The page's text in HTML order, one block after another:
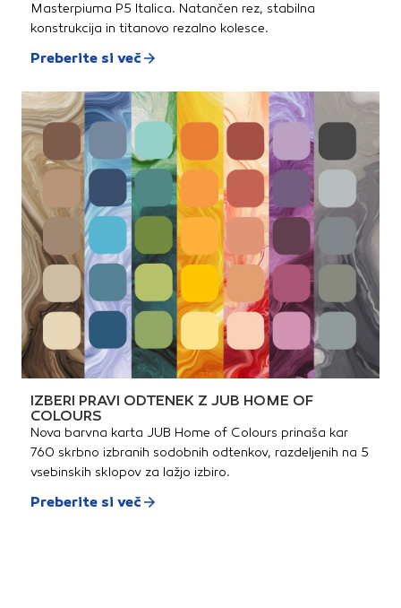
Masterpiuma P5 Italica. Natančen rez, stabilna
konstrukcija in titanovo rezalno kolesce.
Preberite si več
IZBERI PRAVI ODTENEK Z JUB HOME OF
COLOURS
Nova barvna karta JUB Home of Colours prinaša kar
760 skrbno izbranih sodobnih odtenkov, razdeljenih na 5
vsebinskih sklopov za lažjo izbiro.
Preberite si več